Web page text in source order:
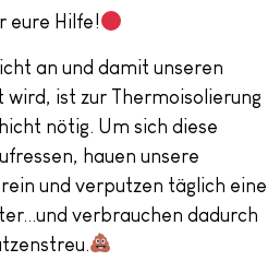
eure Hilfe!
an und damit unseren
ist zur Thermoisolierung
nötig. Um sich diese
hauen unsere
und verputzen täglich eine
verbrauchen dadurch